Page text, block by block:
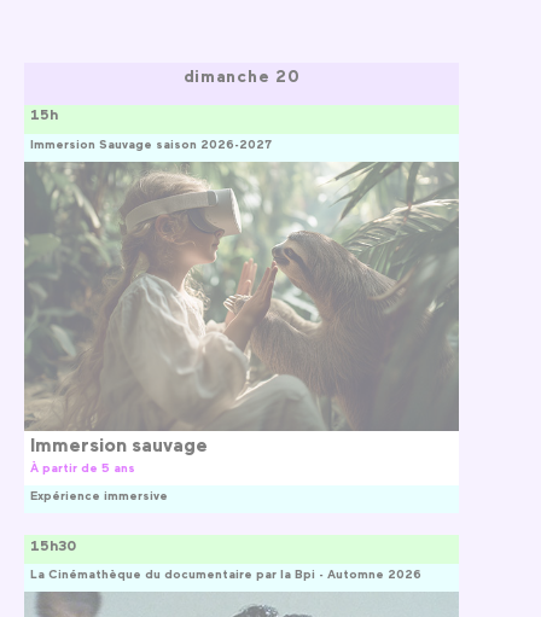
dimanche 20
Immersion Sauvage saison 2026-2027
15h
Immersion sauvage
À partir de 5 ans
Expérience immersive
La Cinémathèque du documentaire par la Bpi - Automne 2026
15h30